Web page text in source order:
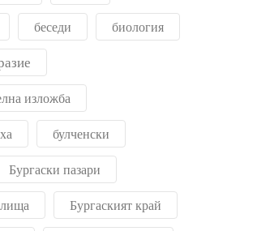
беседи биология
изложба
булченски
Бургаски пазари
Бургаският край